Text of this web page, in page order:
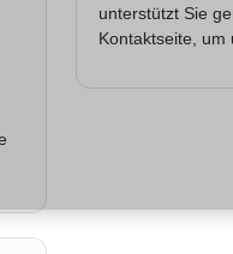
unterstützt Sie
Kontaktseite, um